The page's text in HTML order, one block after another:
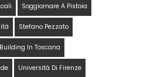
Soggiornare A Pistoia
Stefano Pezzato
In Toscana
Università Di Firenze